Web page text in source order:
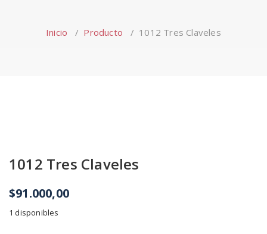
Inicio / Producto / 1012 Tres Claveles
1012 Tres Claveles
$91.000,00
1 disponibles